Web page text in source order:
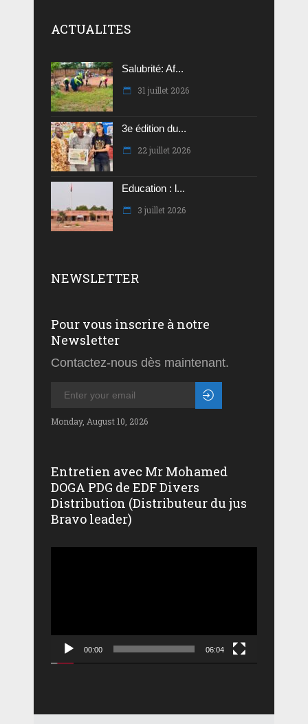
ACTUALITES
Salubrité: Af...
31 juillet 2026
3e édition du...
22 juillet 2026
Education : l...
3 juillet 2026
NEWSLETTER
Pour vous inscrire à notre
Newsletter
Contactez-nous dès maintenant.
Monday, August 10, 2026
Entretien avec Mr Mohamed
DOGA PDG de EDF Divers
Distribution (Distributeur du jus
Bravo leader)
00:00 06:04